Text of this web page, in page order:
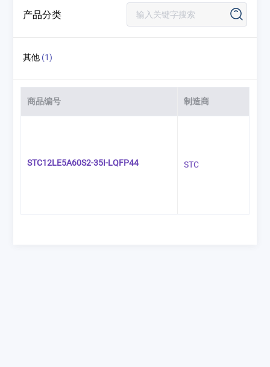
产品分类
其他 (1)
商品编号 制造商
STC12LE5A60S2-35I-LQFP44 STC